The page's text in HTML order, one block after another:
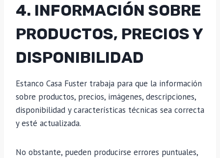
4. INFORMACIÓN SOBRE
PRODUCTOS, PRECIOS Y
DISPONIBILIDAD
Estanco Casa Fuster trabaja para que la información
sobre productos, precios, imágenes, descripciones,
disponibilidad y características técnicas sea correcta
y esté actualizada.
No obstante, pueden producirse errores puntuales,